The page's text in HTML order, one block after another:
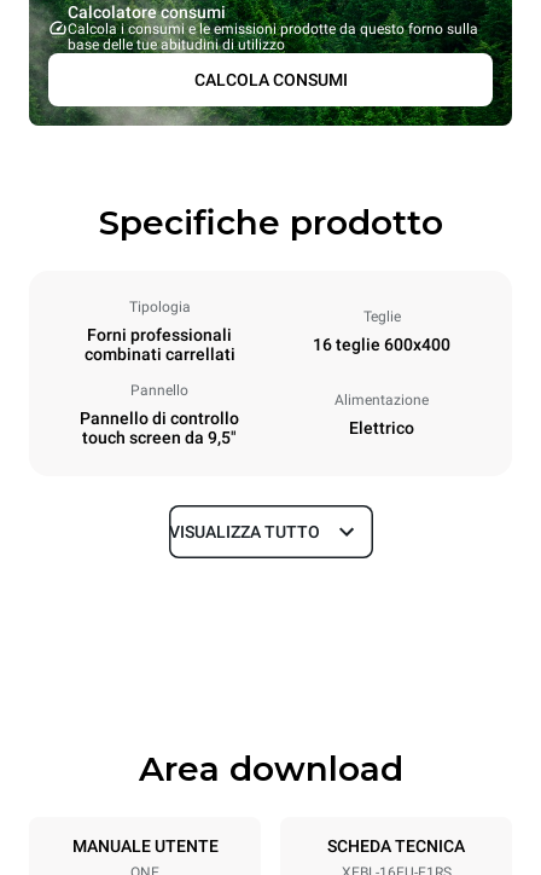
Calcolatore consumi
Calcola i consumi e le emissioni prodotte da questo forno sulla
base delle tue abitudini di utilizzo
CALCOLA CONSUMI
Specifiche prodotto
Tipologia
Forni professionali
combinati carrellati
Teglie
16 teglie 600x400
Pannello
Pannello di controllo
touch screen da 9,5"
Alimentazione
Elettrico
Dimensioni
Specifiche teglia
16 600x400
VISUALIZZA TUTTO
Area download
MANUALE UTENTE SCHEDA TECNICA